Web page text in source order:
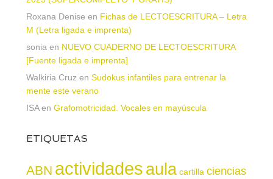
Roxana Denise en Fichas de LECTOESCRITURA – Letra
M (Letra ligada e imprenta)
sonia en NUEVO CUADERNO DE LECTOESCRITURA
[Fuente ligada e imprenta]
Walkiria Cruz en Sudokus infantiles para entrenar la
mente este verano
ISAen Grafomotricidad. Vocales en mayúscula
ETIQUETAS
ABN actividadesaula cartilla ciencias